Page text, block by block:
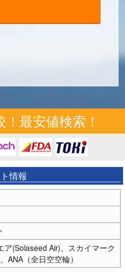
最安値検索！
情報
ア(Solaseed Air)、スカイマーク
ANA（全日空空輪）